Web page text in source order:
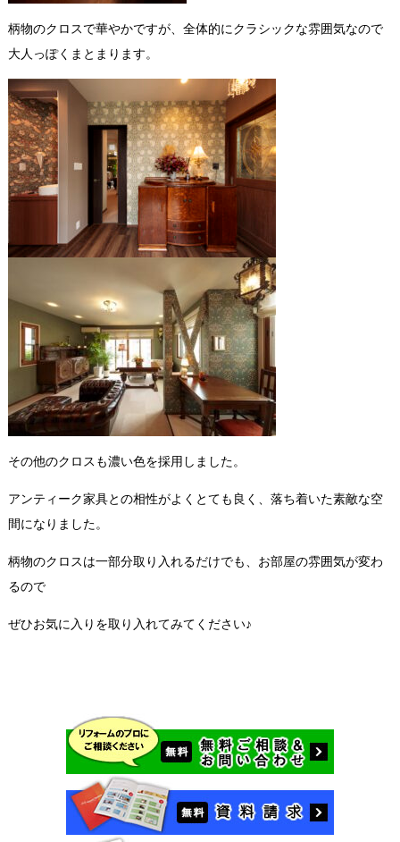
柄物のクロスで華やかですが、全体的にクラシックな雰囲気なので
大人っぽくまとまります。
その他のクロスも濃い色を採用しました。
アンティーク家具との相性がよくとても良く、落ち着いた素敵な空
間になりました。
柄物のクロスは一部分取り入れるだけでも、お部屋の雰囲気が変わ
るので
ぜひお気に入りを取り入れてみてください♪